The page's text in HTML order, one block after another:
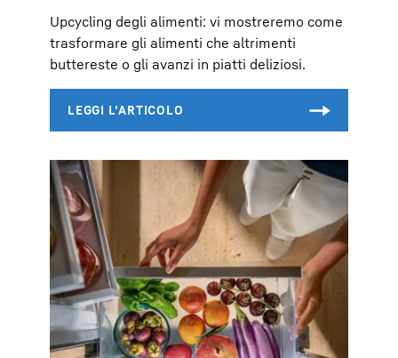
Upcycling degli alimenti: vi mostreremo come
trasformare gli alimenti che altrimenti
buttereste o gli avanzi in piatti deliziosi.